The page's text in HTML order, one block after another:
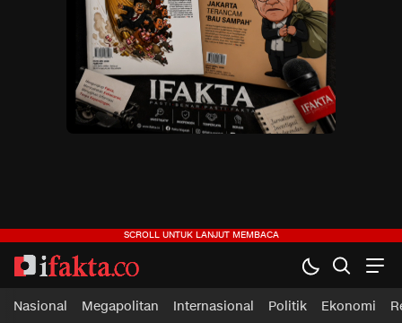
ifakta.co
#pastibenar
Nasional Megapolitan Internasional Politik Ekonomi